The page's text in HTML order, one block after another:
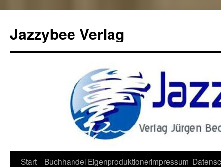
Jazzybee Verlag
Zum
Start Buchhandel EigenproduktionenImpressum